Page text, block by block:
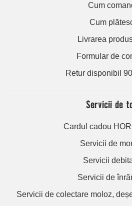
Cum
Cum
Livrarea
Formular de
Retur disponibil
Servicii de
Cardul cadou
Servicii de
Servicii
Servicii de
Servicii de colectare moloz,